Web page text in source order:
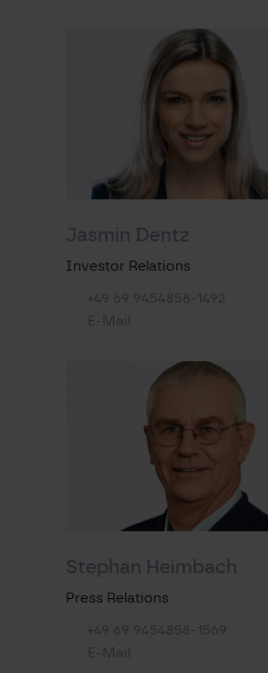
Jasmin Dentz
Investor Relations
+49 69 9454858-1492
E-Mail
Stephan Heimbach
Press Relations
+49 69 9454858-1569
E-Mail